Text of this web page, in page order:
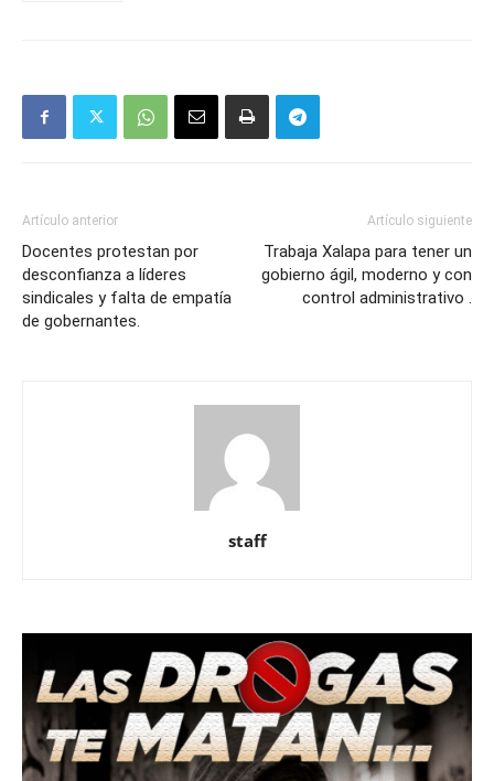
Artículo anterior
Docentes protestan por
desconfianza a líderes
sindicales y falta de empatía
de gobernantes.
Artículo siguiente
Trabaja Xalapa para tener un
gobierno ágil, moderno y con
control administrativo .
staff